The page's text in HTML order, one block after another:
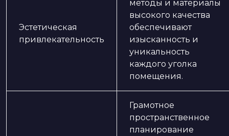
Эстетическая
привлекательность
методы и материалы
высокого качества
обеспечивают
изысканность и
уникальность
каждого уголка
помещения.
Грамотное
пространственное
планирование